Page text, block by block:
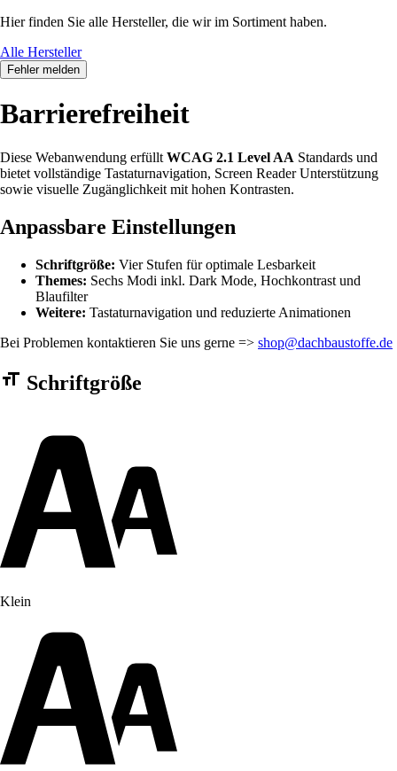
Hier finden Sie alle Hersteller, die wir im Sortiment haben.
Alle Hersteller
Fehler melden
Barrierefreiheit
Diese Webanwendung erfüllt WCAG 2.1 Level AA Standards und
bietet vollständige Tastaturnavigation, Screen Reader Unterstützung
sowie visuelle Zugänglichkeit mit hohen Kontrasten.
Anpassbare Einstellungen
Schriftgröße: Vier Stufen für optimale Lesbarkeit
Themes: Sechs Modi inkl. Dark Mode, Hochkontrast und
Blaufilter
Weitere: Tastaturnavigation und reduzierte Animationen
Bei Problemen kontaktieren Sie uns gerne => shop@dachbaustoffe.de
Barrierefreiheit Einstellungen Formular
Schriftgröße
Klein